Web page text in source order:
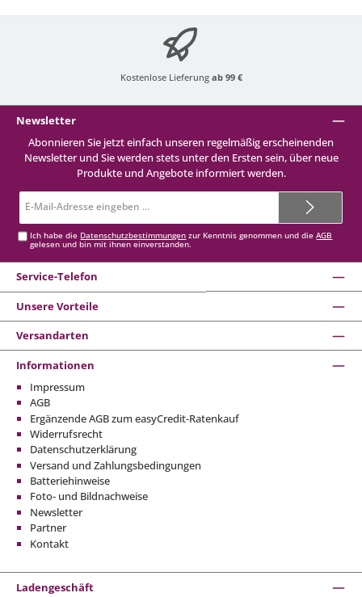
Kostenlose Lieferung ab 99 €
Newsletter
Abonnieren Sie jetzt einfach unseren regelmäßig erscheinenden
Newsletter und Sie werden stets unter den Ersten sein, über neue
Produkte und Angebote informiert werden.
Mail-
Ich habe die Datenschutzbestimmungen zur Kenntnis genommen und dieAGB
gelesen und bin mit ihnen einverstanden.
Service-Telefon
Unsere Vorteile
Versandarten
Informationen
Impressum
AGB
Ergänzende AGB zum easyCredit-Ratenkauf
Widerrufsrecht
Datenschutzerklärung
Versand und Zahlungsbedingungen
Batteriehinweise
Foto- und Bildnachweise
Newsletter
Partner
Kontakt
Ladengeschäft